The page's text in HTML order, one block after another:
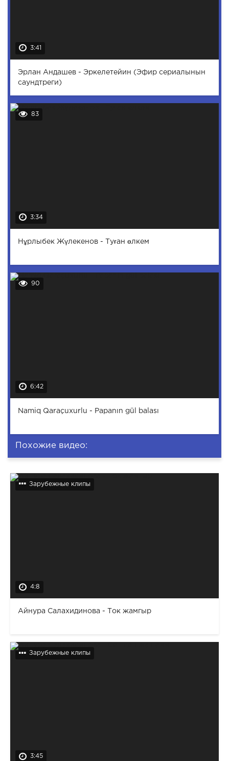
3:41
Эрлан Андашев - Эркелетейин (Эфир сериалынын
саундтреги)
83
3:34
Нұрлыбек Жүлекенов - Туған өлкем
90
6:42
Namiq Qaraçuxurlu - Papanın gül balası
Похожие видео:
Зарубежные клипы
4:8
Айнура Салахидинова - Ток жамгыр
Зарубежные клипы
3:45